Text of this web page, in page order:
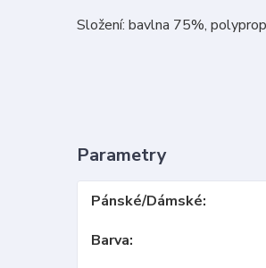
Složení: bavlna 75%,
Parametry
Pánské/Dámské
Barva